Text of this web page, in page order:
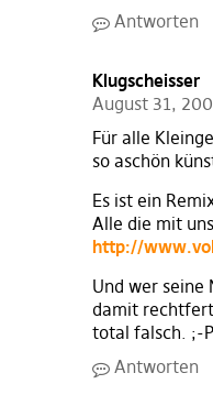
Antworten
Klugscheisser
August 31,
Für alle
so aschön
Es ist ein
Alle die mit
http://
Und wer
damit
total falsch. ;-P
Antworten